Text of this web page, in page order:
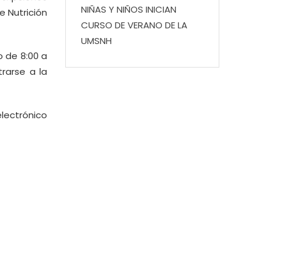
Nutrición
de 8:00 a
a la
NIÑAS Y NIÑOS INICIAN
CURSO DE VERANO DE LA
UMSNH